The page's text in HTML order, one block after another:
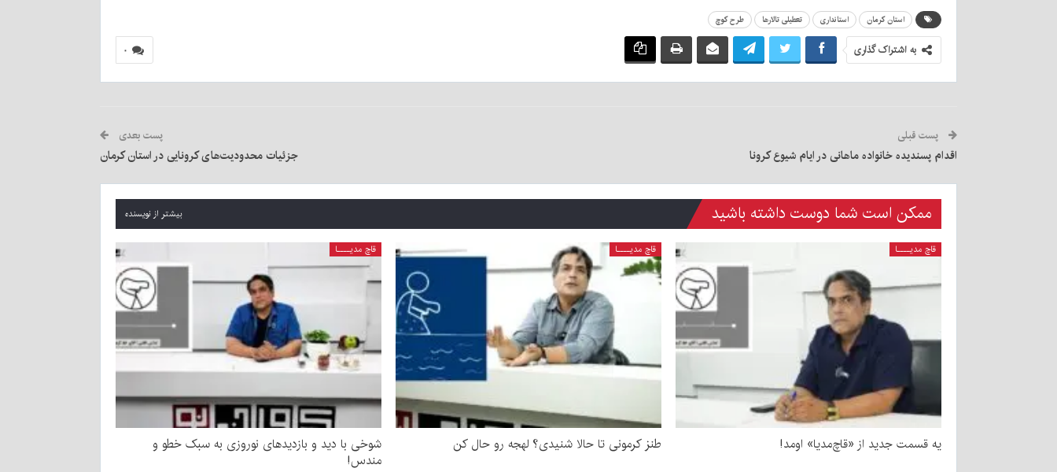
استان کرمان استانداری تعطیلی تالارها طرح کوچ
۰ به اشتراک گذاری
پست قبلی
اقدام پسندیده خانواده ماهانی در ایام شیوع کرونا
پست بعدی
جزئیات محدودیت‌های کرونایی در استان کرمان
ممکن است شما دوست داشته باشید بیشتر از نویسنده
قاچ مدیــــا
یه قسمت جدید از «قاچ‌مدیا» اومد!
قاچ مدیــــا
طنز کرمونی تا حالا شنیدی؟ لهجه رو حال کن
قاچ مدیــــا
شوخی با دید و بازدیدهای نوروزی به سبک خطو و
مندس!